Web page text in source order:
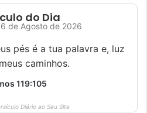
do Dia
de Agosto de 2026
pés é a tua palavra e, luz
caminhos.
119:105
Diário ao Seu Site